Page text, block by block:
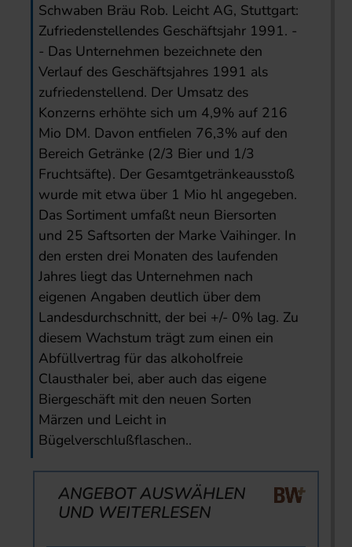
Schwaben Bräu Rob. Leicht AG, Stuttgart:
Zufriedenstellendes Geschäftsjahr 1991. -
- Das Unternehmen bezeichnete den
Verlauf des Geschäftsjahres 1991 als
zufriedenstellend. Der Umsatz des
Konzerns erhöhte sich um 4,9% auf 216
Mio DM. Davon entfielen 76,3% auf den
Bereich Getränke (2/3 Bier und 1/3
Fruchtsäfte). Der Gesamtgetränkeausstoß
wurde mit etwa über 1 Mio hl angegeben.
Das Sortiment umfaßt neun Biersorten
und 25 Saftsorten der Marke Vaihinger. In
den ersten drei Monaten des laufenden
Jahres liegt das Unternehmen nach
eigenen Angaben deutlich über dem
Landesdurchschnitt, der bei +/- 0% lag. Zu
diesem Wachstum trägt zum einen ein
Abfüllvertrag für das alkoholfreie
Clausthaler bei, aber auch das eigene
Biergeschäft mit den neuen Sorten
Märzen und Leicht in
Bügelverschlußflaschen..
ANGEBOT AUSWÄHLEN
UND WEITERLESEN